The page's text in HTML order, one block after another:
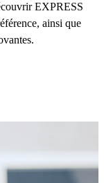
EXPRESS
ainsi que